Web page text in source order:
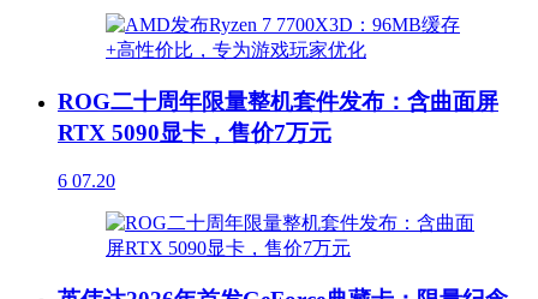
ROG二十周年限量整机套件发布：含曲面屏
RTX 5090显卡，售价7万元
6 07.20